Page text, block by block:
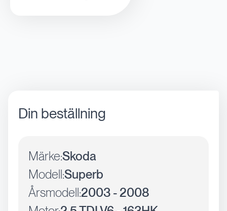
Din beställning
Märke:Skoda
Modell:Superb
Årsmodell:2003 - 2008